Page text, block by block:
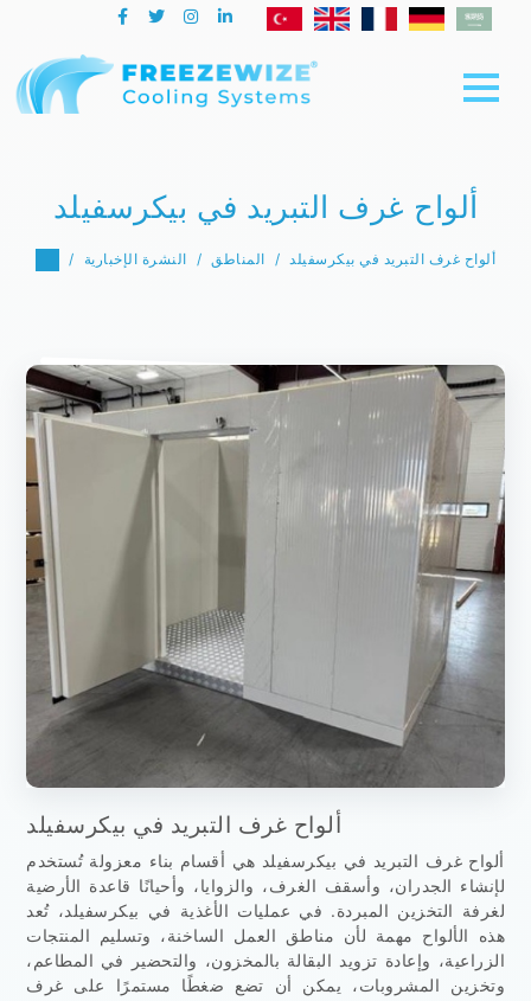
ألواح غرف التبريد في بيكرسفيلد
النشرة الإخبارية المناطق ألواح غرف التبريد في بيكرسفيلد
ألواح غرف التبريد في بيكرسفيلد
ألواح غرف التبريد في بيكرسفيلد هي أقسام بناء معزولة تُستخدم
لإنشاء الجدران، وأسقف الغرف، والزوايا، وأحيانًا قاعدة الأرضية
لغرفة التخزين المبردة. في عمليات الأغذية في بيكرسفيلد، تُعد
هذه الألواح مهمة لأن مناطق العمل الساخنة، وتسليم المنتجات
الزراعية، وإعادة تزويد البقالة بالمخزون، والتحضير في المطاعم،
وتخزين المشروبات، يمكن أن تضع ضغطًا مستمرًا على غرف